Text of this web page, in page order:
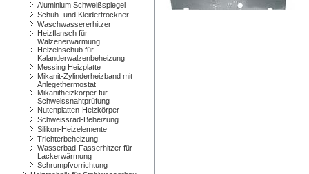
Aluminium Schweißspiegel
Schuh- und Kleidertrockner
Waschwassererhitzer
Heizflansch für
Walzenerwärmung
Heizeinschub für
Kalanderwalzenbeheizung
Messing Heizplatte
Mikanit-Zylinderheizband mit
Anlegethermostat
Mikanitheizkörper für
Schweissnahtprüfung
Nutenplatten-Heizkörper
Schweissrad-Beheizung
Silikon-Heizelemente
Trichterbeheizung
Wasserbad-Fasserhitzer für
Lackerwärmung
Schrumpfvorrichtung